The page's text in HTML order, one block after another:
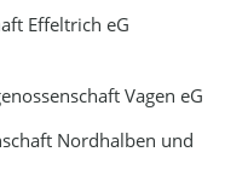
Effeltrich eG
Vagen eG
Nordhalben und